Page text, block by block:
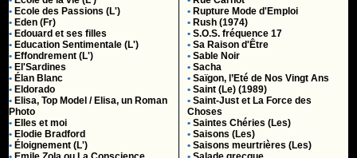
• Ecole des Passions (L')
• Eden (Fr)
• Edouard et ses filles
• Education Sentimentale (L')
• Effondrement (L')
• El'Sardines
• Élan Blanc
• Eldorado
• Elisa, Top Model / Elisa, un Roman
Photo
• Elles et moi
• Elodie Bradford
• Éloignement (L')
• Rupture Mode d'Emploi
• Rush (1974)
• S.O.S. fréquence 17
• Sa Raison d'Être
• Sable Noir
• Sacha
• Saïgon, l’Eté de Nos Vingt Ans
• Saint (Le) (1989)
• Saint-Just et La Force des
Choses
• Saintes Chéries (Les)
• Saisons (Les)
• Saisons meurtrières (Les)